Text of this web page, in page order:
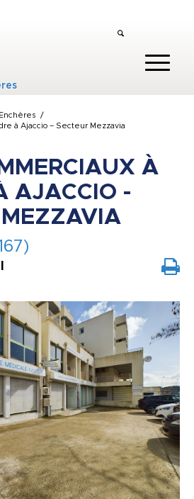
Enchères
/
à Ajaccio – Secteur Mezzavia
À
AJACCIO -
MEZZAVIA